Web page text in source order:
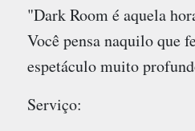
"Dark Room é aquela
Você pensa naquilo que
espetáculo muito
Serviço: